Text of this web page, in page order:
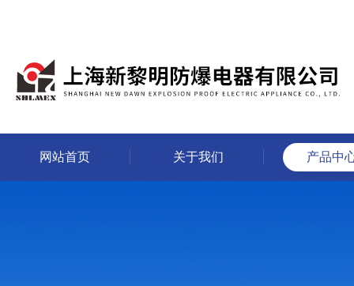
网站首页 关于我们 产品中